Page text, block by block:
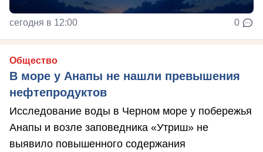
сегодня в 12:00 0
Общество
В море у Анапы не нашли превышения
нефтепродуктов
Исследование воды в Черном море у побережья
Анапы и возле заповедника «Утриш» не
выявило повышенного содержания